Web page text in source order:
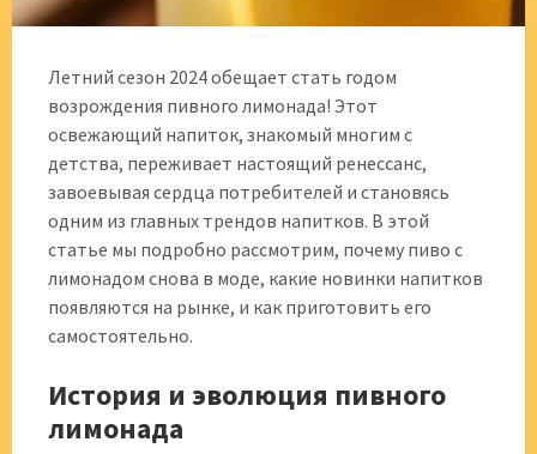
Летний сезон 2024 обещает стать годом
возрождения пивного лимонада! Этот
освежающий напиток, знакомый многим с
детства, переживает настоящий ренессанс,
завоевывая сердца потребителей и становясь
одним из главных трендов напитков. В этой
статье мы подробно рассмотрим, почему пиво с
лимонадом снова в моде, какие новинки напитков
появляются на рынке, и как приготовить его
самостоятельно.
История и эволюция пивного
лимонада